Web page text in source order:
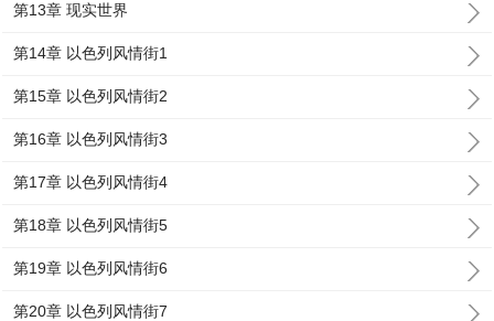
第13章 现实世界
第14章 以色列风情街1
第15章 以色列风情街2
第16章 以色列风情街3
第17章 以色列风情街4
第18章 以色列风情街5
第19章 以色列风情街6
第20章 以色列风情街7